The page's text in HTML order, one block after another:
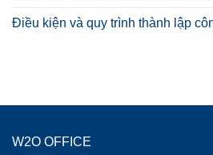
Điều kiện và quy trình thành lập
W2O OFFICE